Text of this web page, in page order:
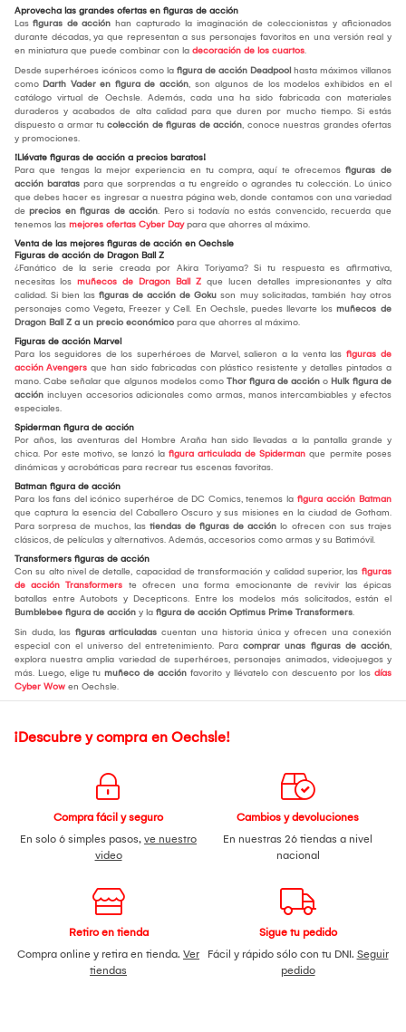
Aprovecha las grandes ofertas en figuras de acción
Las figuras de acción han capturado la imaginación de coleccionistas y aficionados
durante décadas, ya que representan a sus personajes favoritos en una versión real y
en miniatura que puede combinar con la decoración de los cuartos.
Desde superhéroes icónicos como la figura de acción Deadpool hasta máximos villanos
como Darth Vader en figura de acción, son algunos de los modelos exhibidos en el
catálogo virtual de Oechsle. Además, cada una ha sido fabricada con materiales
duraderos y acabados de alta calidad para que duren por mucho tiempo. Si estás
dispuesto a armar tu colección de figuras de acción, conoce nuestras grandes ofertas
y promociones.
¡Llévate figuras de acción a precios baratos!
Para que tengas la mejor experiencia en tu compra, aquí te ofrecemos figuras de
acción baratas para que sorprendas a tu engreído o agrandes tu colección. Lo único
que debes hacer es ingresar a nuestra página web, donde contamos con una variedad
de precios en figuras de acción. Pero si todavía no estás convencido, recuerda que
tenemos las mejores ofertas Cyber Daypara que ahorres al máximo.
Venta de las mejores figuras de acción en Oechsle
Figuras de acción de Dragon Ball Z
¿Fanático de la serie creada por Akira Toriyama? Si tu respuesta es afirmativa,
necesitas los muñecos de Dragon Ball Z que lucen detalles impresionantes y alta
calidad. Si bien las figuras de acción de Goku son muy solicitadas, también hay otros
personajes como Vegeta, Freezer y Cell. En Oechsle, puedes llevarte los muñecos de
Dragon Ball Z a un precio económico para que ahorres al máximo.
Figuras de acción Marvel
Para los seguidores de los superhéroes de Marvel, salieron a la venta las figuras de
acción Avengers que han sido fabricadas con plástico resistente y detalles pintados a
mano. Cabe señalar que algunos modelos como Thor figura de acción o Hulk figura de
acción incluyen accesorios adicionales como armas, manos intercambiables y efectos
especiales.
Spiderman figura de acción
Por años, las aventuras del Hombre Araña han sido llevadas a la pantalla grande y
chica. Por este motivo, se lanzó la figura articulada de Spiderman que permite poses
dinámicas y acrobáticas para recrear tus escenas favoritas.
Batman figura de acción
Para los fans del icónico superhéroe de DC Comics, tenemos la figura acción Batman
que captura la esencia del Caballero Oscuro y sus misiones en la ciudad de Gotham.
Para sorpresa de muchos, las tiendas de figuras de acción lo ofrecen con sus trajes
clásicos, de películas y alternativos. Además, accesorios como armas y su Batimóvil.
Transformers figuras de acción
Con su alto nivel de detalle, capacidad de transformación y calidad superior, las figuras
de acción Transformers te ofrecen una forma emocionante de revivir las épicas
batallas entre Autobots y Decepticons. Entre los modelos más solicitados, están el
Bumblebee figura de acción y la figura de acción Optimus Prime Transformers.
Sin duda, las figuras articuladas cuentan una historia única y ofrecen una conexión
especial con el universo del entretenimiento. Para comprar unas figuras de acción,
explora nuestra amplia variedad de superhéroes, personajes animados, videojuegos y
más. Luego, elige tu muñeco de acción favorito y llévatelo con descuento por los días
Cyber Wow en Oechsle.
¡Descubre y compra en Oechsle!
Compra fácil y seguro
En solo 6 simples pasos, ve nuestro
video
Cambios y devoluciones
En nuestras 26 tiendas a nivel
nacional
Retiro en tienda
Compra online y retira en tienda. Ver
tiendas
Sigue tu pedido
Fácil y rápido sólo con tu DNI. Seguir
pedido